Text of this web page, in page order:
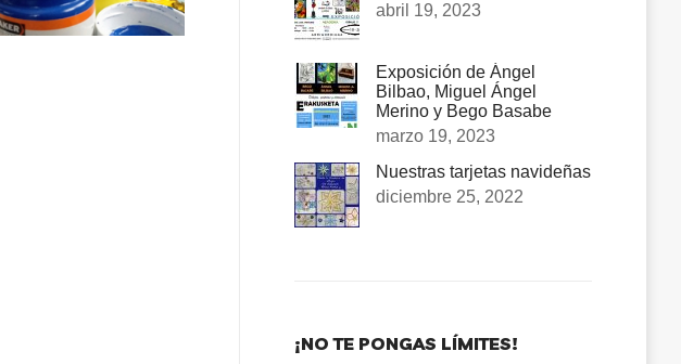
abril 19, 2023
Exposición de Ángel
Bilbao, Miguel Ángel
Merino y Bego Basabe
marzo 19, 2023
Nuestras tarjetas navideñas
diciembre 25, 2022
¡NO TE PONGAS LÍMITES!